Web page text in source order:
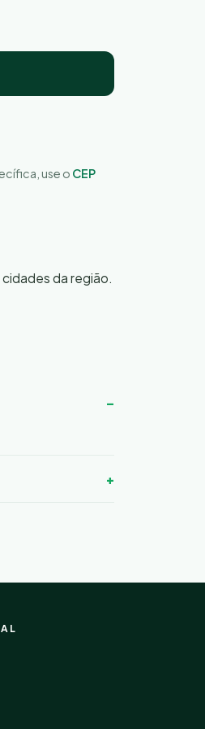
use o CEP
da região.